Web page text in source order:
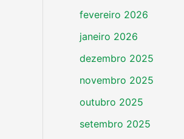
fevereiro 2026
janeiro 2026
dezembro 2025
novembro 2025
outubro 2025
setembro 2025